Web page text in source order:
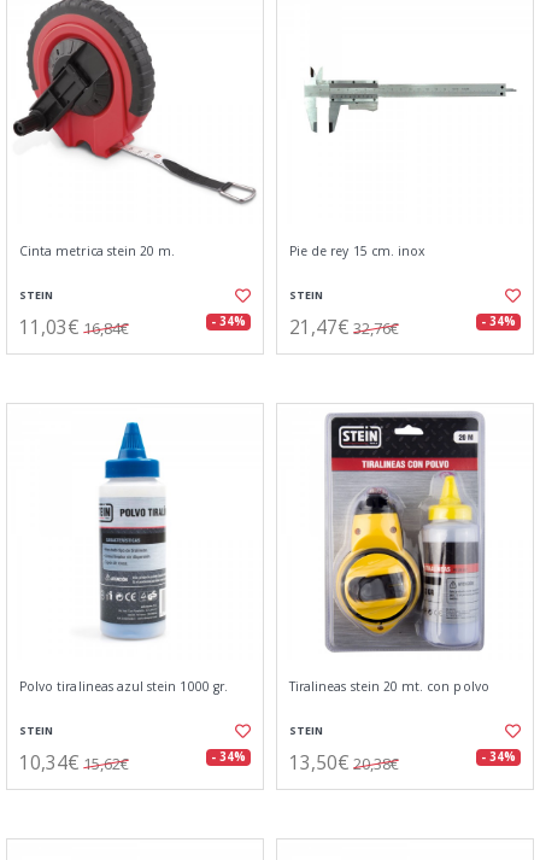
Cinta metrica stein 20 m.
STEIN
11,03€ 16,84€ - 34%
Pie de rey 15 cm. inox
STEIN
21,47€ 32,76€ - 34%
Polvo tiralineas azul stein 1000 gr.
STEIN
10,34€ 15,62€ - 34%
Tiralineas stein 20 mt. con polvo
STEIN
13,50€ 20,38€ - 34%